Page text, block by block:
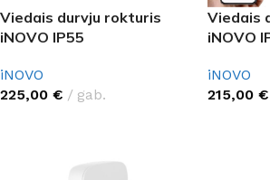
Viedais durvju rokturis
iNOVO IP55
iNOVO
225,00 € gab.
Viedais
iNOVO
iNOVO
215,00 €